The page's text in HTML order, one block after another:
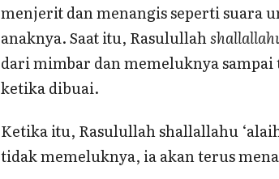
menjerit dan menangis seperti suara
anaknya. Saat itu, Rasulullah
dari mimbar dan memeluknya sampai
ketika dibuai.
Ketika itu, Rasulullah shallallahu
tidak memeluknya, ia akan terus